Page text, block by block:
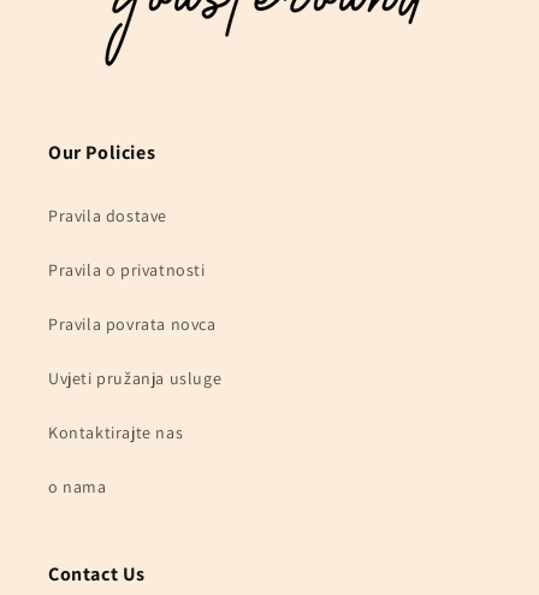
Our Policies
Pravila dostave
Pravila o privatnosti
Pravila povrata novca
Uvjeti pružanja usluge
Kontaktirajte nas
o nama
Contact Us